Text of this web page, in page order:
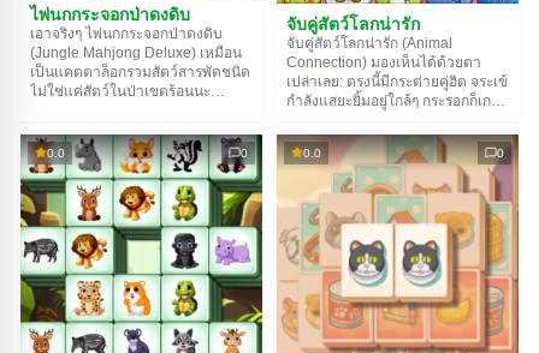
ไพ่นกกระจอกป่าดงดิบ
เอาจริงๆ ไพ่นกกระจอกป่าดงดิบ
(Jungle Mahjong Deluxe) เหมือน
เป็นแคตตาล็อกรวมสัตว์สารพัดชนิด
ไม่ใช่แค่สัตว์ในป่าเขตร้อนนะ
ทากด้วย ถ้าโชคดีหน่อย อาจจะได้
เจอไดโนเสาร์หน้าตาตลกๆ สัตว์ทุก
ตัวต้องถูกจับคู่ เหมือนเรากำลัง
รวบรวมพวกมันขึ้นเรือโนอาห์เลยล่ะ
จับคู่สัตว์โลกน่ารัก
จับคู่สัตว์โลกน่ารัก (Animal
Connection) มองเห็นได้ด้วยตา
เปล่าเลย: ตรงนี้มีกระต่ายคู่ฮิต จระเข้
กำลังแสยะยิ้มอยู่ใกล้ๆ กระรอกก็เกาะ
ทุกอย่างดูง่ายไปหมด แต่หน้าที่ของ
คุณในฐานะผู้เล่นคือสร้างเส้นทาง
ตรงจากญาติคนนึงไปหาอีกคนนึง
และนี่แหละที่ไม่หมู เพราะมีสัตว์ตัว
อื่นอยู่เต็มกระดานไปหมด
0.0 0 0.0 0